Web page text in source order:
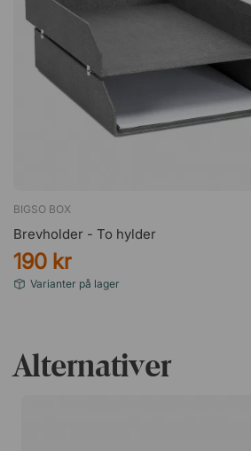
BIGSO BOX
Brevholder - To hylder
190 kr
Varianter på lager
Alternativer